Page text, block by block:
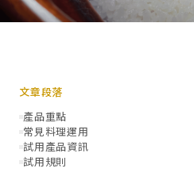
文章段落
產品重點
常見料理運用
試用產品資訊
試用規則